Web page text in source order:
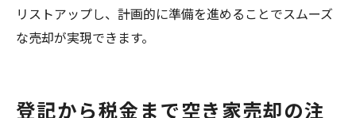
リストアップし、計画的に準備を進めることでスムーズ
な売却が実現できます。
登記から税金まで空き家売却の注